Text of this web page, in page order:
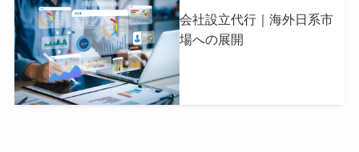
会社設立代行｜海外日系市
場への展開